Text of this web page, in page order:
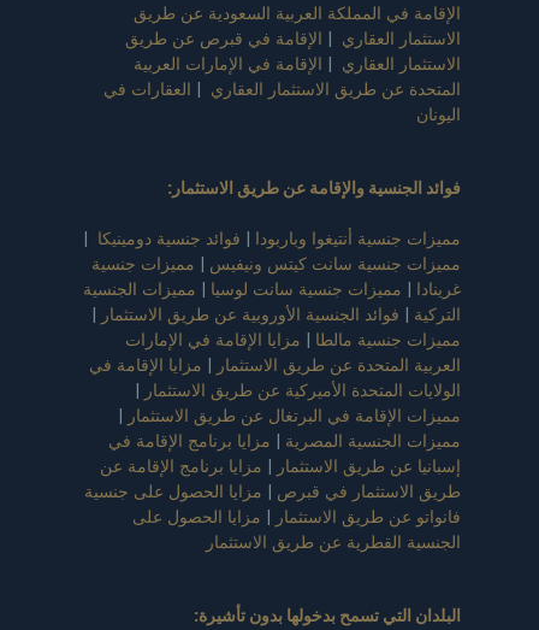
الإقامة في المملكة العربية السعودية عن طريق
الاستثمار العقاري | الإقامة في قبرص عن طريق
الاستثمار العقاري | الإقامة في الإمارات العربية
المتحدة عن طريق الاستثمار العقاري | العقارات في
اليونان
فوائد الجنسية والإقامة عن طريق الاستثمار:
مميزات جنسية أنتيغوا وباربودا | فوائد جنسية دومينيكا |
مميزات جنسية سانت كيتس ونيفيس | مميزات جنسية
غرينادا | مميزات جنسية سانت لوسيا | مميزات الجنسية
التركية | فوائد الجنسية الأوروبية عن طريق الاستثمار |
مميزات جنسية مالطا | مزايا الإقامة في الإمارات
العربية المتحدة عن طريق الاستثمار | مزايا الإقامة في
الولايات المتحدة الأميركية عن طريق الاستثمار |
مميزات الإقامة في البرتغال عن طريق الاستثمار |
مميزات الجنسية المصرية | مزايا برنامج الإقامة في
إسبانيا عن طريق الاستثمار | مزايا برنامج الإقامة عن
طريق الاستثمار في قبرص | مزايا الحصول على جنسية
فانواتو عن طريق الاستثمار | مزايا الحصول على
الجنسية القطرية عن طريق الاستثمار
البلدان التي تسمح بدخولها بدون تأشيرة: